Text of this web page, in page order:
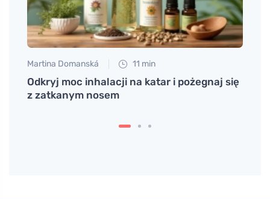
Martina Domanská 11 min
Odkryj moc inhalacji na katar i pożegnaj się
z zatkanym nosem